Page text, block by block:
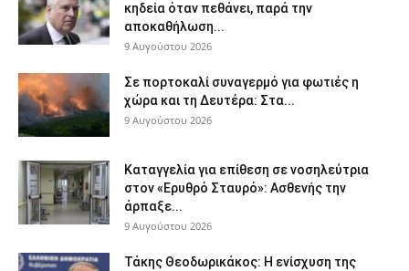
κηδεία όταν πεθάνει, παρά την
αποκαθήλωση...
9 Αυγούστου 2026
Σε πορτοκαλί συναγερμό για φωτιές η
χώρα και τη Δευτέρα: Στα...
9 Αυγούστου 2026
Καταγγελία για επίθεση σε νοσηλεύτρια
στον «Ερυθρό Σταυρό»: Ασθενής την
άρπαξε...
9 Αυγούστου 2026
Τάκης Θεοδωρικάκος: Η ενίσχυση της